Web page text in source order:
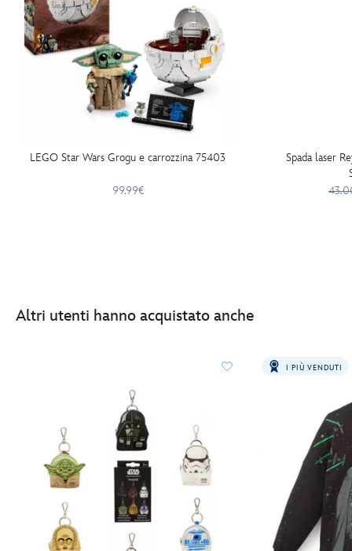
LEGO Star Wars Grogu e carrozzina 75403
99.99€
Spada laser
Altri utenti hanno acquistato anche
I PIÙ VENDUTI